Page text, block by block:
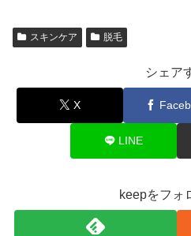
スキンケア 脱毛
シェア
X
LINE
keepをフォ